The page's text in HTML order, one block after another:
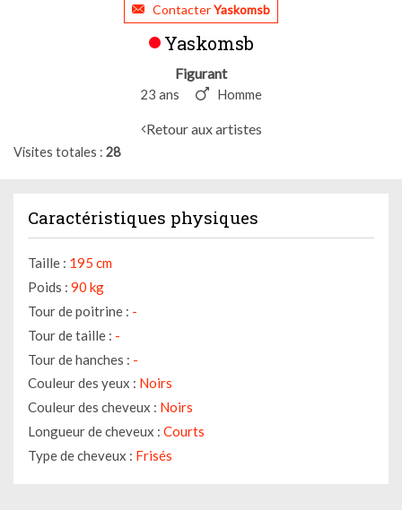
ContacterYaskomsb
Yaskomsb
Figurant
23 ans Homme
Retour aux artistes
Visites totales 28
Caractéristiques physiques
Taille : 195 cm
Poids : 90 kg
Tour de poitrine : -
Tour de taille : -
Tour de hanches : -
Couleur des yeux : Noirs
Couleur des cheveux : Noirs
Longueur de cheveux : Courts
Type de cheveux : Frisés